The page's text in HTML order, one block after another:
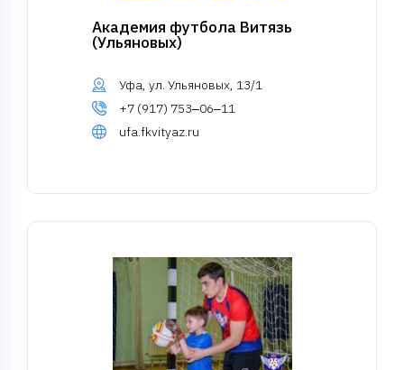
Академия футбола Витязь
(Ульяновых)
Уфа, ул. Ульяновых, 13/1
+7 (917) 753‒06‒11
ufa.fkvityaz.ru